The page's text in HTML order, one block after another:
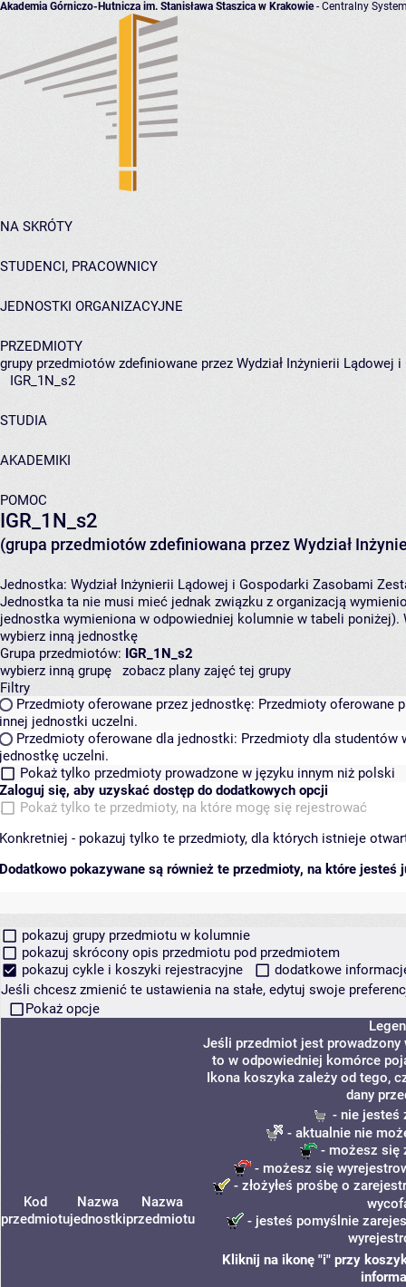
Akademia Górniczo-Hutnicza im. Stanisława Staszica w Krakowie- Centralny
NA SKRÓTY
STUDENCI, PRACOWNICY
JEDNOSTKI ORGANIZACYJNE
PRZEDMIOTY
grupy przedmiotów zdefiniowane przez Wydział Inżynierii Lądowej
IGR_1N_s2
STUDIA
AKADEMIKI
POMOC
IGR_1N_s2
(grupa przedmiotów zdefiniowana przez Wydział
Jednostka: Wydział Inżynierii Lądowej i Gospodarki Zasobami
Jednostka ta nie musi mieć jednak związku z organizacją
jednostka wymieniona w odpowiedniej kolumnie w tabeli
wybierz inną jednostkę
Grupa przedmiotów: IGR_1N_s2
wybierz inną grupę
zobacz plany zajęć tej grupy
Filtry
Przedmioty oferowane przez jednostkę: Przedmioty oferowane
innej jednostki uczelni.
Przedmioty oferowane dla jednostki: Przedmioty dla studentów
jednostkę uczelni.
Pokaż tylko przedmioty prowadzone w języku innym niż polski
Zaloguj się, aby uzyskać dostęp do dodatkowych opcji
Pokaż tylko te przedmioty, na które mogę się rejestrować
Konkretniej - pokazuj tylko te przedmioty, dla których istnieje
Dodatkowo pokazywane są również te przedmioty, na które jesteś
pokazuj grupy przedmiotu w kolumnie
pokazuj skrócony opis przedmiotu pod przedmiotem
pokazuj cykle i koszyki rejestracyjne
dodatkowe
Jeśli chcesz zmienić te ustawienia na stałe, edytuj swoje
Pokaż opcje
Kod
przedmiotu
Nazwa
jednostki
Nazwa
przedmiotu
Jeśli przedmiot jest prowadzony
to w odpowiedniej komórce
Ikona koszyka zależy od tego,
dany
- nie jesteś
- aktualnie nie
- możesz się
- możesz się
- złożyłeś prośbę o
- jesteś pomyślnie
Kliknij na ikonę "i" przy